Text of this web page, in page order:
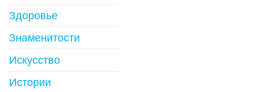
Здоровье
Знаменитости
Искусство
Истории